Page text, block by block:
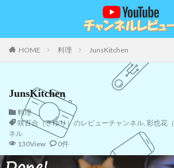
HOME 料理 JunsKitchen
JunsKitchen
料理
咲百合（さゆり）のレビューチャンネル, 彩也花
ネル
130View
0件